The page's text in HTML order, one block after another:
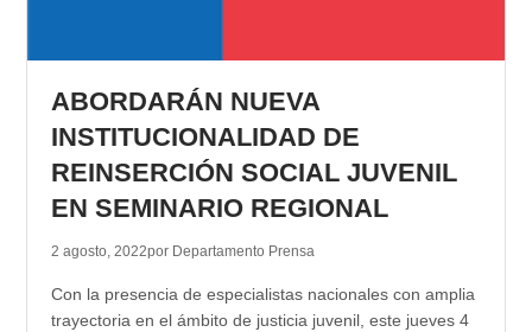
ABORDARÁN NUEVA
INSTITUCIONALIDAD DE
REINSERCIÓN SOCIAL JUVENIL
EN SEMINARIO REGIONAL
2 agosto, 2022por Departamento Prensa
Con la presencia de especialistas nacionales con amplia
trayectoria en el ámbito de justicia juvenil, este jueves 4